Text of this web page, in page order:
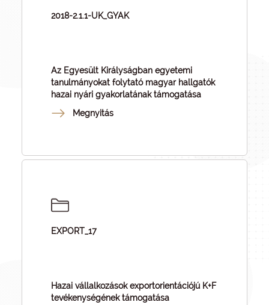
2018-2.1.1-UK_GYAK
Az Egyesült Királyságban egyetemi
tanulmányokat folytató magyar hallgatók
hazai nyári gyakorlatának támogatása
Megnyitás
EXPORT_17
Hazai vállalkozások exportorientációjú K+F
tevékenységének támogatása